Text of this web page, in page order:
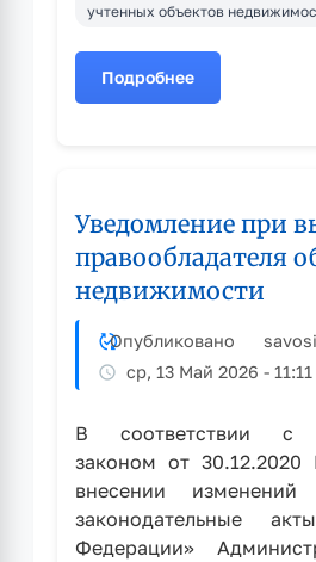
учтенных объектов
Подробнее
о
объекта
недвижимости
Уведомление при
правообладателя
недвижимости
Опубликовано
ср, 13 Май 2026 - 11:11
В соответствии с
законом от
внесении
законодательные
Федерации»